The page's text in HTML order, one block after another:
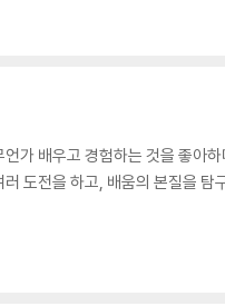
가 배우고 경험하는 것을 좋아
도전을 하고, 배움의 본질을